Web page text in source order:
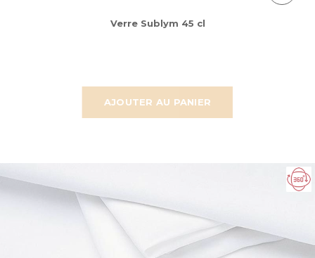
AJOUTER AU PANIER
Verre Sublym 45 cl